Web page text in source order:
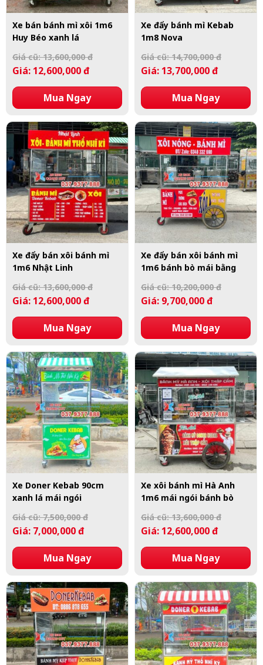
Xe bán bánh mì xôi 1m6
Huy Béo xanh lá
Giá cũ: 13,600,000 đ
Giá: 12,600,000 đ
Mua Ngay
Xe đẩy bánh mì Kebab
1m8 Nova
Giá cũ: 14,700,000 đ
Giá: 13,700,000 đ
Mua Ngay
Xe đẩy bán xôi bánh mì
1m6 Nhật Linh
Giá cũ: 13,600,000 đ
Giá: 12,600,000 đ
Mua Ngay
Xe đẩy bán xôi bánh mì
1m6 bánh bò mái bằng
Giá cũ: 10,200,000 đ
Giá: 9,700,000 đ
Mua Ngay
Xe Doner Kebab 90cm
xanh lá mái ngói
Giá cũ: 7,500,000 đ
Giá: 7,000,000 đ
Mua Ngay
Xe xôi bánh mì Hà Anh
1m6 mái ngói bánh bò
Giá cũ: 13,600,000 đ
Giá: 12,600,000 đ
Mua Ngay